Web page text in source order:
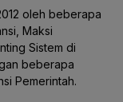
oleh beberapa
Maksi
Sistem di
beberapa
Pemerintah.